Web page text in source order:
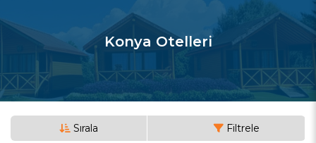
Konya Otelleri
Sırala Filtrele